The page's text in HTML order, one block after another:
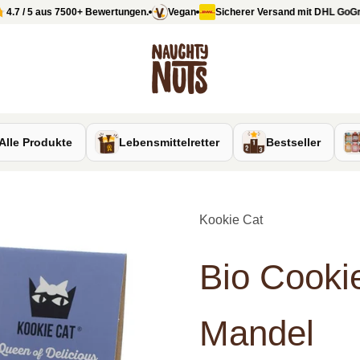
5 aus 7500+ Bewertungen. Vegan Sicherer Versand mit DHL GoGreen
Naughty Nuts
Produkte Lebensmittelretter Bestseller
Kookie Cat
Bio
Mandel